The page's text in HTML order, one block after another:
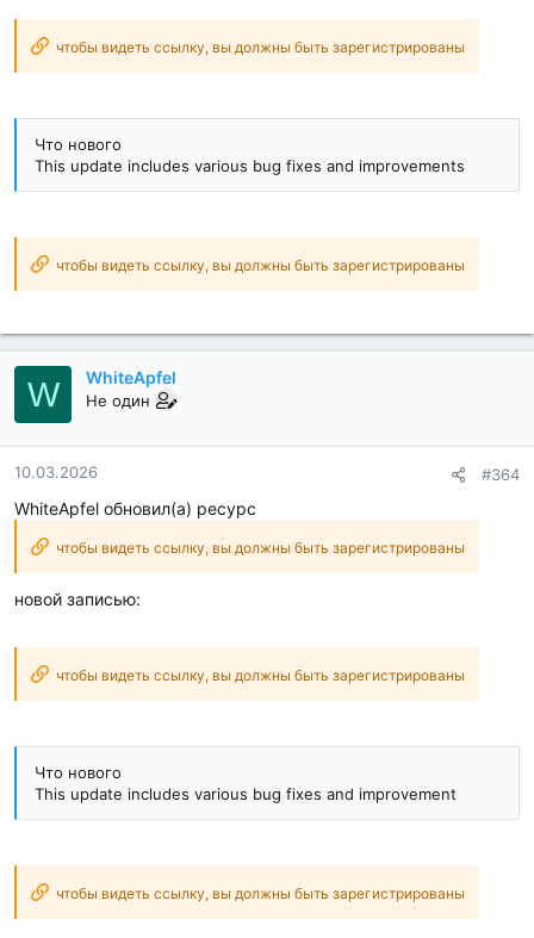
чтобы видеть ссылку, вы должны быть зарегистрированы
Что нового
This update includes various bug fixes and improvements
чтобы видеть ссылку, вы должны быть зарегистрированы
W WhiteApfel
Не один
10.03.2026 #364
WhiteApfel обновил(а) ресурс
чтобы видеть ссылку, вы должны быть зарегистрированы
новой записью:
чтобы видеть ссылку, вы должны быть зарегистрированы
Что нового
This update includes various bug fixes and improvement
чтобы видеть ссылку, вы должны быть зарегистрированы